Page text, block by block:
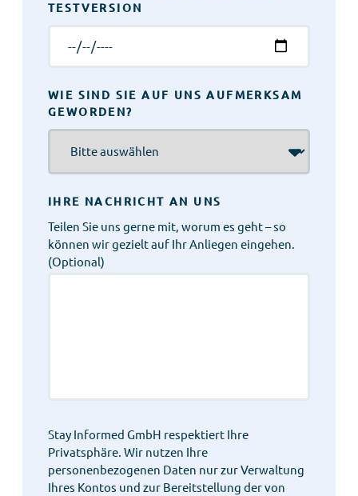
TESTVERSION
WIE SIND SIE AUF UNS AUFMERKSAM
GEWORDEN?
IHRE NACHRICHT AN UNS
Teilen Sie uns gerne mit, worum es geht – so
können wir gezielt auf Ihr Anliegen eingehen.
(Optional)
Stay Informed GmbH respektiert Ihre
Privatsphäre. Wir nutzen Ihre
personenbezogenen Daten nur zur Verwaltung
Ihres Kontos und zur Bereitstellung der von